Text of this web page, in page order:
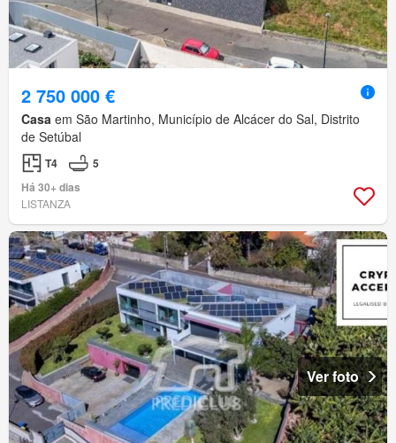
2 750 000 €
Casa em São Martinho, Município de Alcácer do Sal, Distrito
de Setúbal
T4
5
Há 30+ dias
LISTANZA
Ver foto